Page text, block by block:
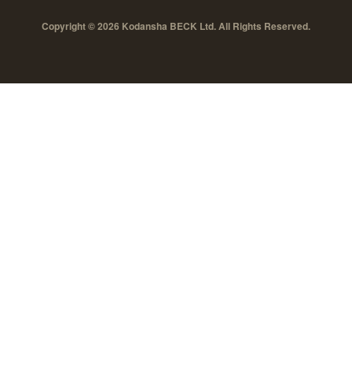
Copyright © 2026 Kodansha BECK Ltd. All Rights Reserved.